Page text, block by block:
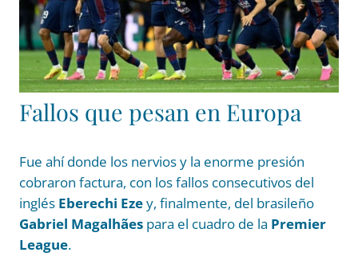
Fallos que pesan en Europa
Fue ahí donde los nervios y la enorme presión
cobraron factura, con los fallos consecutivos del
inglés Eberechi Ezey, finalmente, del brasileño
Gabriel Magalhães para el cuadro de la Premier
League.